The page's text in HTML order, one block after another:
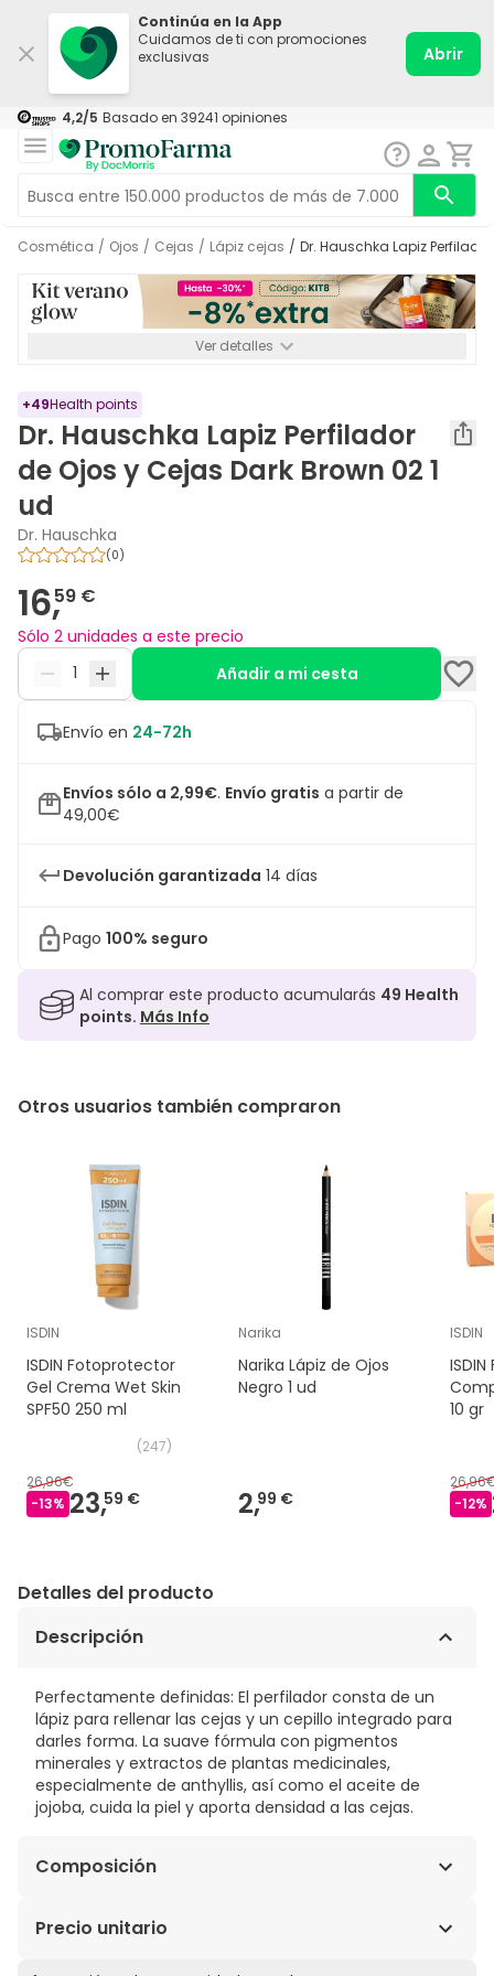
Continúa en la App
Cuidamos de ti con promociones
exclusivas
Abrir
4,2/5 Basado en 39241 opiniones
Cosmética / Ojos / Cejas / Lápiz cejas / Dr. Hauschka Lapiz
Ver detalles
+49Health points
Dr. Hauschka Lapiz Perfilador
de Ojos y Cejas Dark Brown 02 1
ud
Dr. Hauschka
(0)
16,59 €
Sólo 2 unidades a este precio
Añadir a mi cesta
Envío en 24-72h
Envíos sólo a 2,99€. Envío gratis a partir de
49,00€
Devolución garantizada 14 días
Pago 100% seguro
Al comprar este producto acumularás 49 Health
points. Más Info
Otros usuarios también compraron
ISDIN
ISDIN Fotoprotector
Gel Crema Wet Skin
SPF50 250 ml
(247)
26,96€
-13% 23,59 €
Narika
Narika Lápiz de Ojos
Negro 1 ud
2,99 €
ISDIN
10 gr
-12%
Detalles del producto
Descripción
Perfectamente definidas: El perfilador consta de un
lápiz para rellenar las cejas y un cepillo integrado para
darles forma. La suave fórmula con pigmentos
minerales y extractos de plantas medicinales,
especialmente de anthyllis, así como el aceite de
jojoba, cuida la piel y aporta densidad a las cejas.
Composición
C10-C18 Triglycerides, Mica, Hydrogenated Vegetable
Chinensis (Jojoba) Seed Oil, Diatomaceous Earth
Precio unitario